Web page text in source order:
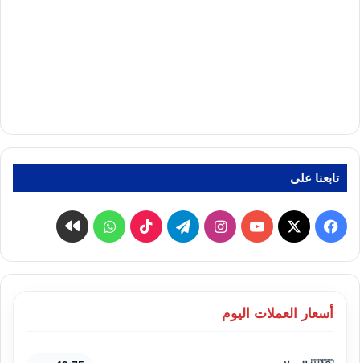
تابعنا على
فيسبوك
‫X
‫YouTubeانستقرامتيلقرام ‫TikTokواتسابكواى
أسعار العملات اليوم